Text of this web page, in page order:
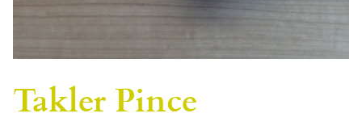
Takler Pince